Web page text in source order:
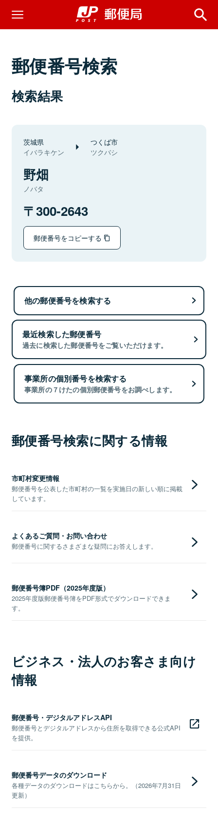
郵便番号検索
検索結果
茨城県
イバラキケン
つくば市
ツクバシ
野畑
ノバタ
300-2643
郵便番号をコピーする
他の郵便番号を検索する
最近検索した郵便番号
過去に検索した郵便番号をご覧いただけます。
事業所の個別番号を検索する
事業所の７けたの個別郵便番号をお調べします。
郵便番号検索に関する情報
市町村変更情報
郵便番号を公表した市町村の一覧を実施日の新しい順に掲載
しています。
よくあるご質問・お問い合わせ
郵便番号に関するさまざまな疑問にお答えします。
郵便番号簿PDF（2025年度版）
2025年度版郵便番号簿をPDF形式でダウンロードできま
す。
ビジネス・法人のお客さま向け
情報
郵便番号・デジタルアドレスAPI
郵便番号とデジタルアドレスから住所を取得できる公式API
を提供。
郵便番号データのダウンロード
各種データのダウンロードはこちらから。（2026年7月31日
更新）